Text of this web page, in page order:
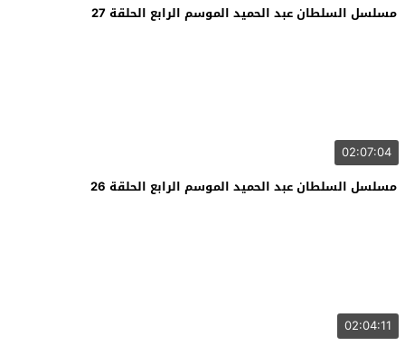
مسلسل السلطان عبد الحميد الموسم الرابع الحلقة 27
02:07:04
مسلسل السلطان عبد الحميد الموسم الرابع الحلقة 26
02:04:11